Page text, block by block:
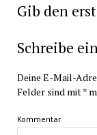
Gib den
Schreibe
Deine E-Mail-
Felder sind mit*
Kommentar